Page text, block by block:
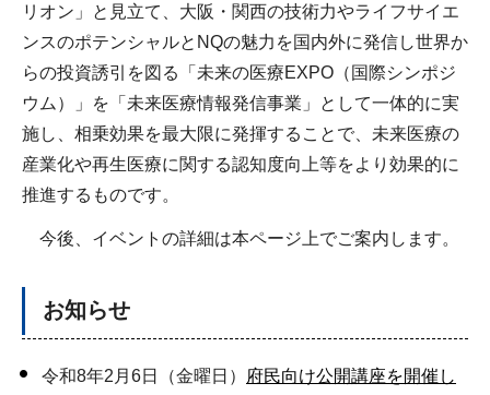
リオン」と見立て、大阪・関西の技術力やライフサイエ
ンスのポテンシャルとNQの魅力を国内外に発信し世界か
らの投資誘引を図る「未来の医療EXPO（国際シンポジ
ウム）」を「未来医療情報発信事業」として一体的に実
施し、相乗効果を最大限に発揮することで、未来医療の
産業化や再生医療に関する認知度向上等をより効果的に
推進するものです。
今後、イベントの詳細は本ページ上でご案内します。
お知らせ
令和8年2月6日（金曜日）
府民向け公開講座を開催し